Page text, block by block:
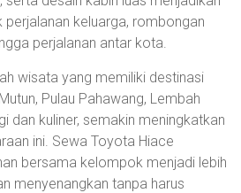
perjalanan keluarga, rombongan
perjalanan antar kota.
wisata yang memiliki destinasi
Pulau Pahawang, Lembah
dan kuliner, semakin meningkatkan
ini. Sewa Toyota Hiace
bersama kelompok menjadi lebih
menyenangkan tanpa harus